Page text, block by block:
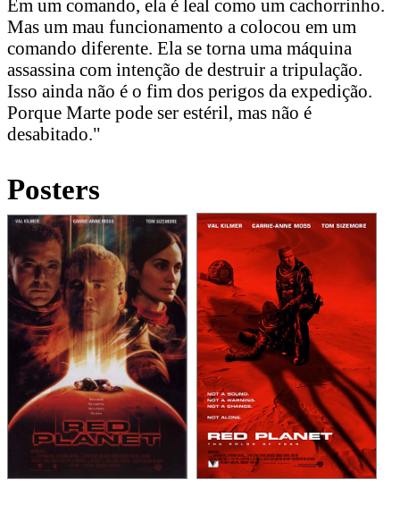
Em um comando, ela é leal como um cachorrinho.
Mas um mau funcionamento a colocou em um
comando diferente. Ela se torna uma máquina
assassina com intenção de destruir a tripulação.
Isso ainda não é o fim dos perigos da expedição.
Porque Marte pode ser estéril, mas não é
desabitado."
Posters